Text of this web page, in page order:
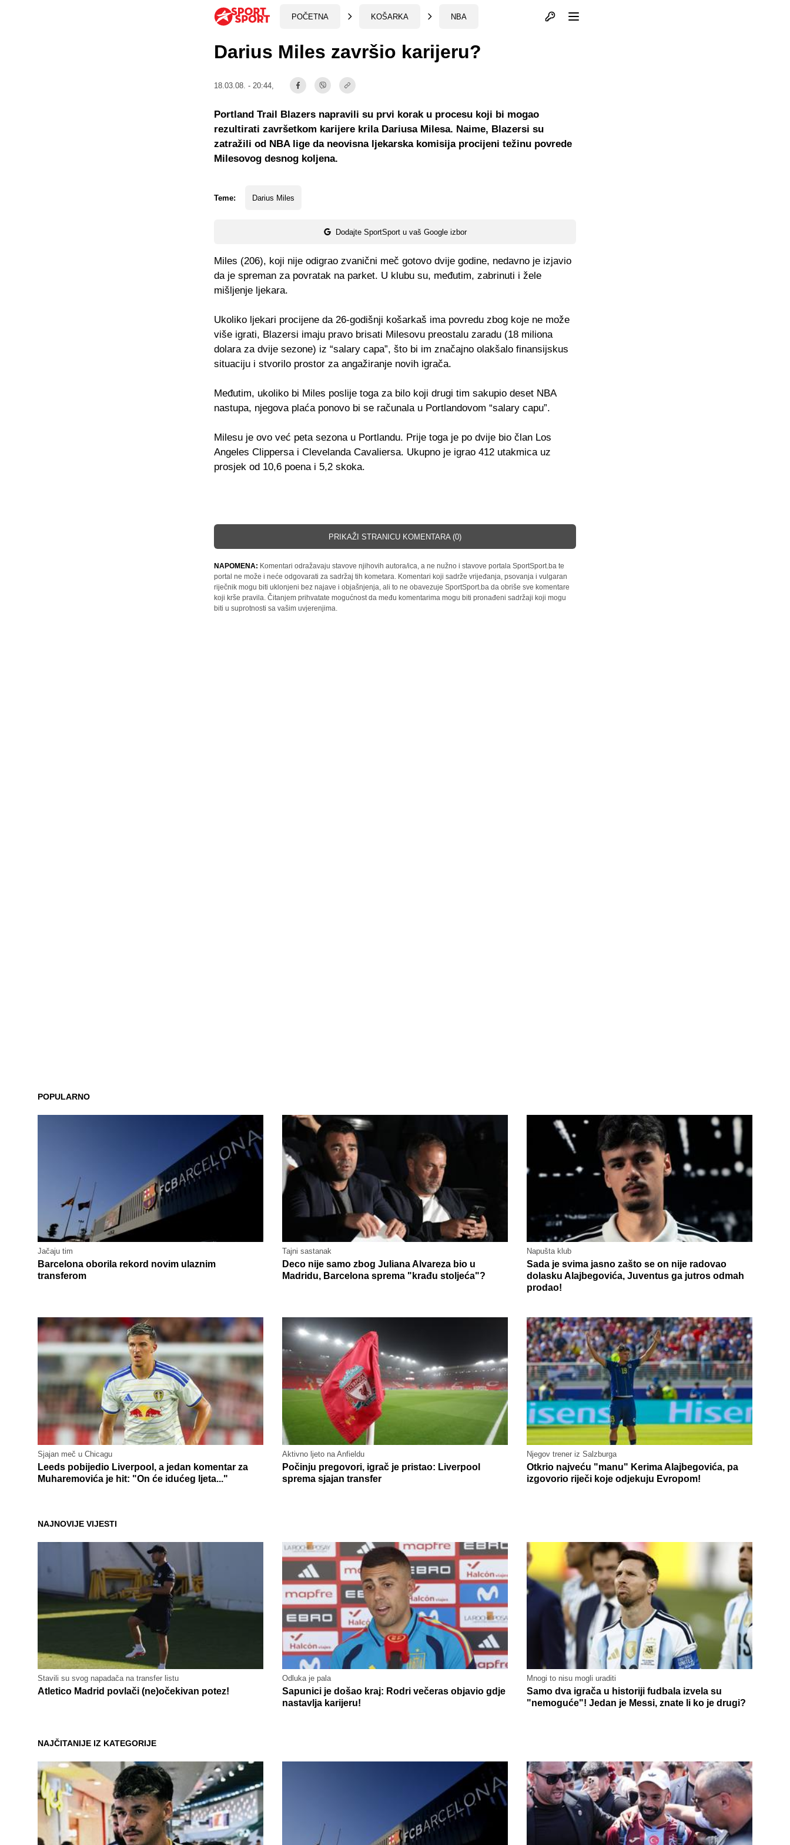
POČETNA KOŠARKA NBA Otvori profil
Darius Miles završio karijeru?
18.03.08. - 20:44,
Teme: Darius Miles
Dodajte SportSport u vaš Google izbor
Portland Trail Blazers napravili su prvi korak u procesu koji bi mogao
rezultirati završetkom karijere krila Dariusa Milesa. Naime, Blazersi su
zatražili od NBA lige da neovisna ljekarska komisija procijeni težinu povrede
Milesovog desnog koljena.
Miles (206), koji nije odigrao zvanični meč gotovo dvije godine, nedavno je izjavio
da je spreman za povratak na parket. U klubu su, međutim, zabrinuti i žele
mišljenje ljekara.
Ukoliko ljekari procijene da 26-godišnji košarkaš ima povredu zbog koje ne može
više igrati, Blazersi imaju pravo brisati Milesovu preostalu zaradu (18 miliona
dolara za dvije sezone) iz “salary capa”, što bi im značajno olakšalo finansijskus
situaciju i stvorilo prostor za angažiranje novih igrača.
Međutim, ukoliko bi Miles poslije toga za bilo koji drugi tim sakupio deset NBA
nastupa, njegova plaća ponovo bi se računala u Portlandovom “salary capu”.
Milesu je ovo već peta sezona u Portlandu. Prije toga je po dvije bio član Los
Angeles Clippersa i Clevelanda Cavaliersa. Ukupno je igrao 412 utakmica uz
prosjek od 10,6 poena i 5,2 skoka.
PRIKAŽI STRANICU KOMENTARA (0)
NAPOMENA: Komentari odražavaju stavove njihovih autora/ica, a ne nužno i stavove portala SportSport.ba te
portal ne može i neće odgovarati za sadržaj tih kometara. Komentari koji sadrže vrijeđanja, psovanja i vulgaran
riječnik mogu biti uklonjeni bez najave i objašnjenja, ali to ne obavezuje SportSport.ba da obriše sve komentare
koji krše pravila. Čitanjem prihvatate mogućnost da među komentarima mogu biti pronađeni sadržaji koji mogu
biti u suprotnosti sa vašim uvjerenjima.
POPULARNO
Jačaju tim
Barcelona oborila rekord novim ulaznim
transferom
Tajni sastanak
Deco nije samo zbog Juliana Alvareza bio u
Madridu, Barcelona sprema "krađu stoljeća"?
Napušta klub
Sada je svima jasno zašto se on nije radovao
dolasku Alajbegovića, Juventus ga jutros odmah
prodao!
Sjajan meč u Chicagu
Leeds pobijedio Liverpool, a jedan komentar za
Muharemovića je hit: "On će idućeg ljeta..."
Aktivno ljeto na Anfieldu
Počinju pregovori, igrač je pristao: Liverpool
sprema sjajan transfer
Njegov trener iz Salzburga
Otkrio najveću "manu" Kerima Alajbegovića, pa
izgovorio riječi koje odjekuju Evropom!
NAJNOVIJE VIJESTI
Stavili su svog napadača na transfer listu
Atletico Madrid povlači (ne)očekivan potez!
Odluka je pala
Sapunici je došao kraj: Rodri večeras objavio gdje
nastavlja karijeru!
Mnogi to nisu mogli uraditi
Samo dva igrača u historiji fudbala izvela su
"nemoguće"! Jedan je Messi, znate li ko je drugi?
NAJČITANIJE IZ KATEGORIJE